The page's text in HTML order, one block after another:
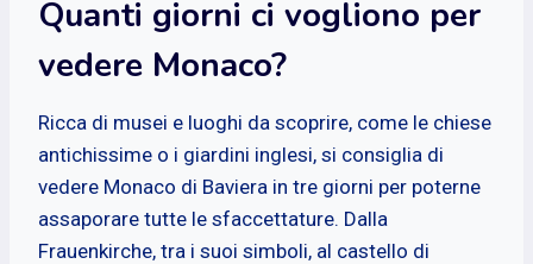
Quanti giorni ci vogliono per
vedere Monaco?
Ricca di musei e luoghi da scoprire, come le chiese
antichissime o i giardini inglesi, si consiglia di
vedere Monaco di Baviera in tre giorni per poterne
assaporare tutte le sfaccettature. Dalla
Frauenkirche, tra i suoi simboli, al castello di